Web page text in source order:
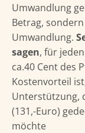
Umwandlung
Betrag,
Umwandlung.
sagen, für
ca.40 Cent des
Kostenvorteil
Unterstützung,
(131,-Euro)
möchte